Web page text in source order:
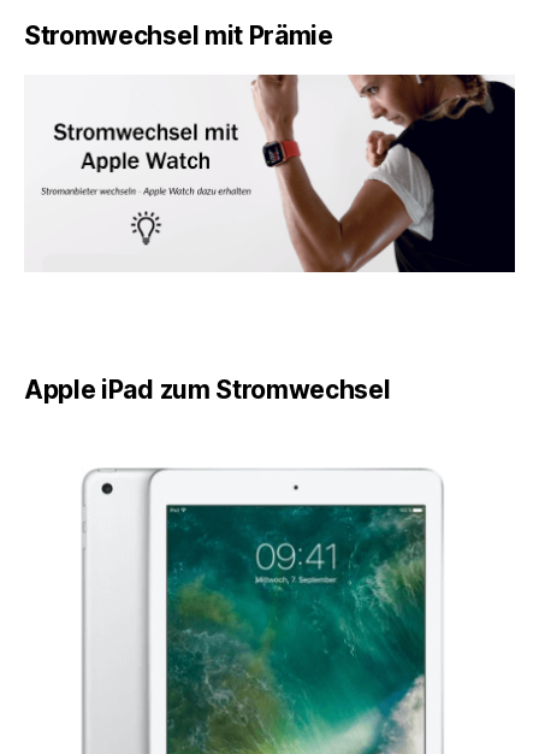
Stromwechsel mit Prämie
Apple iPad zum Stromwechsel